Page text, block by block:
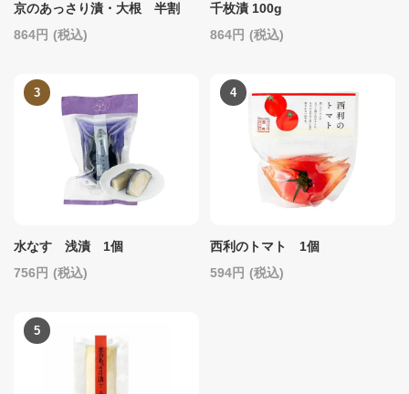
京のあっさり漬・大根 半割
864
(税込)
千枚漬 100g
864
(税込)
水なす 浅漬 1個
756
(税込)
西利のトマト 1個
594
(税込)